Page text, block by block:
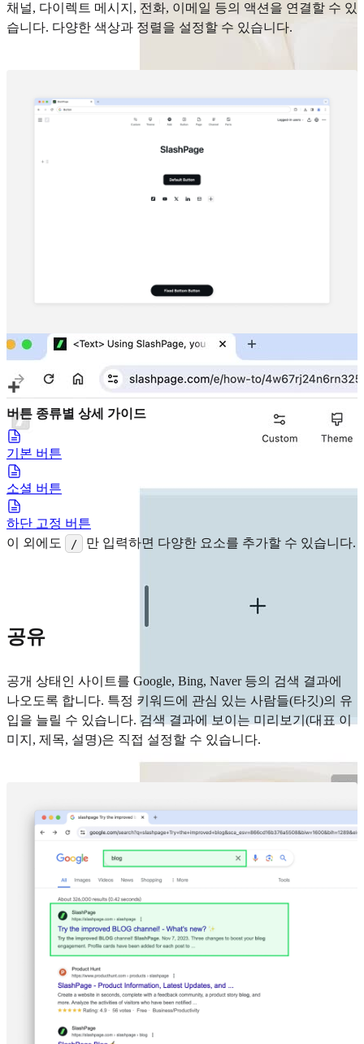
채널, 다이렉트 메시지, 전화, 이메일 등의 액션을 연결할 수 있
습니다. 다양한 색상과 정렬을 설정할 수 있습니다.
버튼 종류별 상세 가이드
기본 버튼
소셜 버튼
하단 고정 버튼
이 외에도
/ 만 입력하면 다양한 요소를 추가할 수 있습니다.
공유
공개 상태인 사이트를 Google, Bing, Naver 등의 검색 결과에
나오도록 합니다. 특정 키워드에 관심 있는 사람들(타깃)의 유
입을 늘릴 수 있습니다. 검색 결과에 보이는 미리보기(대표 이
미지, 제목, 설명)은 직접 설정할 수 있습니다.